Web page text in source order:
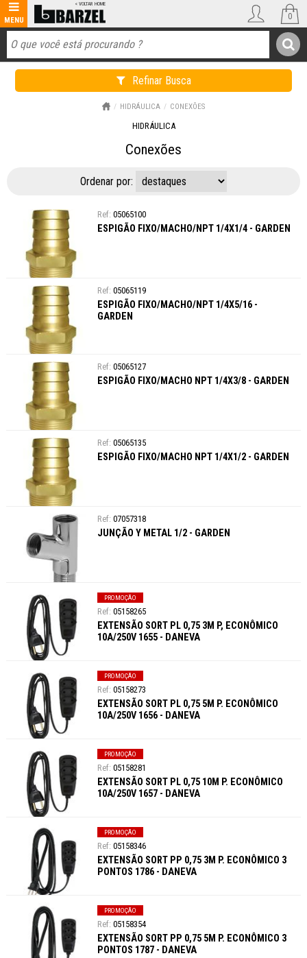
Refinar Busca
0
HIDRÁULICA CONEXÕES
HIDRÁULICA
Conexões
Ordenar por:
05065100
ESPIGÃO FIXO/MACHO/NPT 1/4X1/4 - GARDEN
05065119
ESPIGÃO FIXO/MACHO/NPT 1/4X5/16 -
GARDEN
05065127
ESPIGÃO FIXO/MACHO NPT 1/4X3/8 - GARDEN
05065135
ESPIGÃO FIXO/MACHO NPT 1/4X1/2 - GARDEN
07057318
JUNÇÃO Y METAL 1/2 - GARDEN
PROMOÇÃO
05158265
EXTENSÃO SORT PL 0,75 3M P, ECONÔMICO
10A/250V 1655 - DANEVA
PROMOÇÃO
05158273
EXTENSÃO SORT PL 0,75 5M P. ECONÔMICO
10A/250V 1656 - DANEVA
PROMOÇÃO
05158281
EXTENSÃO SORT PL 0,75 10M P. ECONÔMICO
10A/250V 1657 - DANEVA
PROMOÇÃO
05158346
EXTENSÃO SORT PP 0,75 3M P. ECONÔMICO 3
PONTOS 1786 - DANEVA
PROMOÇÃO
05158354
EXTENSÃO SORT PP 0,75 5M P. ECONÔMICO 3
PONTOS 1787 - DANEVA